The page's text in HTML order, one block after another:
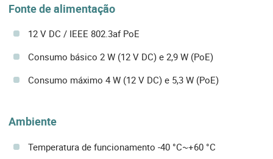
Fonte de alimentação
12 V DC / IEEE 802.3af PoE
Consumo básico 2 W (12 V DC) e 2,9 W (PoE)
Consumo máximo 4 W (12 V DC) e 5,3 W (PoE)
Ambiente
Temperatura de funcionamento -40 °C~+60 °C